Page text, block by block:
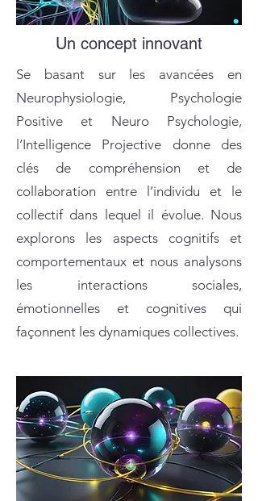
Un concept innovant
Se basant sur les avancées en
Neurophysiologie, Psychologie
Positive et Neuro Psychologie,
l’Intelligence Projective donne des
clés de compréhension et de
collaboration entre l’individu et le
collectif dans lequel il évolue. Nous
explorons les aspects cognitifs et
comportementaux et nous analysons
les interactions sociales,
émotionnelles et cognitives qui
façonnent les dynamiques collectives.